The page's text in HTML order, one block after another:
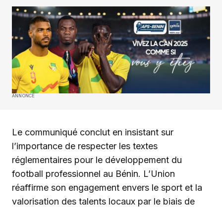
ANNONCE
Le communiqué conclut en insistant sur
l’importance de respecter les textes
réglementaires pour le développement du
football professionnel au Bénin. L’Union
réaffirme son engagement envers le sport et la
valorisation des talents locaux par le biais de